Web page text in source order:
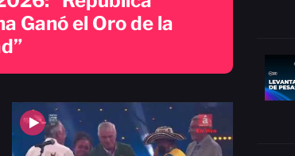
Ganó el Oro de la